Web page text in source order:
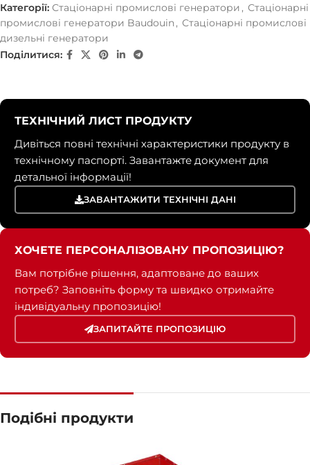
Категорії: Стаціонарні промислові генератори , Стаціонарні
промислові генератори Baudouin , Стаціонарні промислові
дизельні генератори
Поділитися:
ТЕХНІЧНИЙ ЛИСТ ПРОДУКТУ
Дивіться повні технічні характеристики продукту в
технічному паспорті. Завантажте документ для
детальної інформації!
ЗАВАНТАЖИТИ ТЕХНІЧНІ ДАНІ
ХОЧЕТЕ ПЕРСОНАЛІЗОВАНУ ПРОПОЗИЦІЮ?
Вам потрібне рішення, адаптоване до ваших
потреб? Заповніть форму та швидко отримайте
індивідуальну пропозицію!
ЗАПИТАЙТЕ ПРОПОЗИЦІЮ
Подібні продукти